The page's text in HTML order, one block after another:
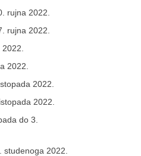
rujna 2022.
rujna 2022.
2022.
2022.
2022.
do 3.
2022.